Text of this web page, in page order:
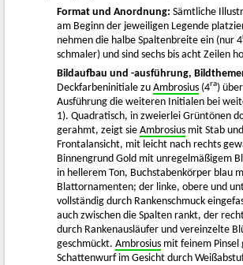
Format und Anordnung: Sämtliche
am Beginn der jeweiligen Legende
nehmen die halbe Spaltenbreite ein (nur 4
schmaler) und sind sechs bis acht Zeilen
Bildaufbau und -ausführung,
Deckfarbeninitiale zu Ambrosius (4ra)
Ausführung die weiteren Initialen bei
1). Quadratisch, in zweierlei Grüntönen
gerahmt, zeigt sie Ambrosius mit Stab und
Frontalansicht, mit leicht nach rechts
Binnengrund Gold mit unregelmäßigem
in hellerem Ton, Buchstabenkörper blau
Blattornamenten; der linke, obere und
vollständig durch Rankenschmuck
auch zwischen die Spalten rankt, der
durch Rankenausläufer und vereinzelte
geschmückt. Ambrosius mit feinem Pinsel
Schattenwurf im Gesicht durch